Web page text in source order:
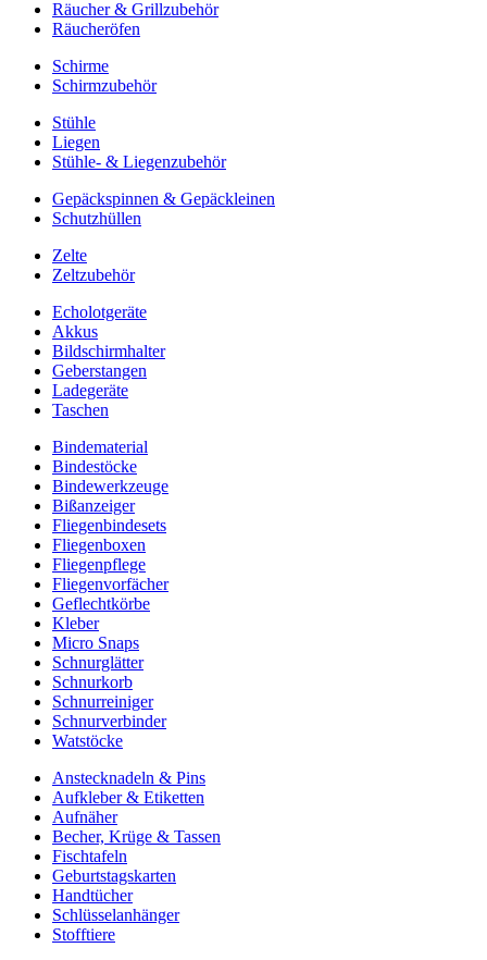
Räucher & Grillzubehör
Räucheröfen
Schirme
Schirmzubehör
Stühle
Liegen
Stühle- & Liegenzubehör
Gepäckspinnen & Gepäckleinen
Schutzhüllen
Zelte
Zeltzubehör
Echolotgeräte
Akkus
Bildschirmhalter
Geberstangen
Ladegeräte
Taschen
Bindematerial
Bindestöcke
Bindewerkzeuge
Bißanzeiger
Fliegenbindesets
Fliegenboxen
Fliegenpflege
Fliegenvorfächer
Geflechtkörbe
Kleber
Micro Snaps
Schnurglätter
Schnurkorb
Schnurreiniger
Schnurverbinder
Watstöcke
Anstecknadeln & Pins
Aufkleber & Etiketten
Aufnäher
Becher, Krüge & Tassen
Fischtafeln
Geburtstagskarten
Handtücher
Schlüsselanhänger
Stofftiere